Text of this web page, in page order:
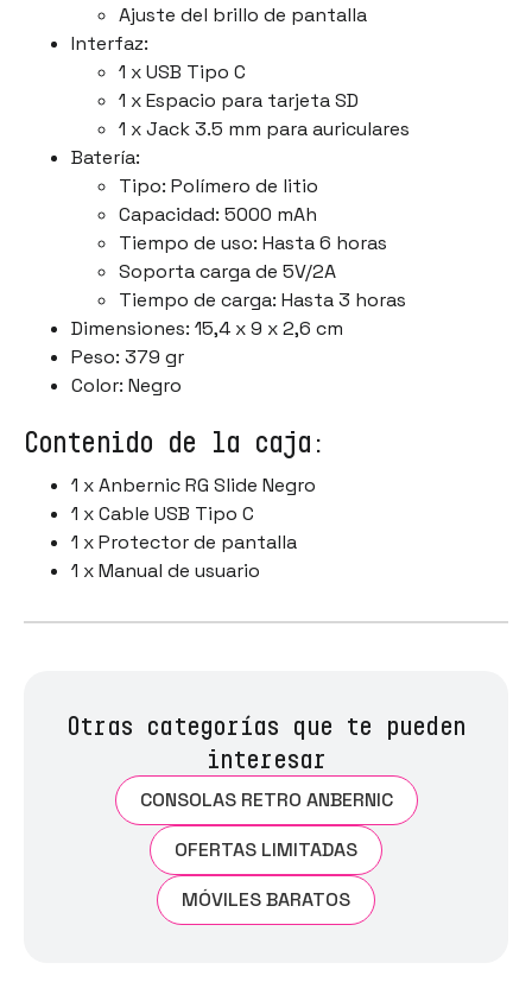
Ajuste del brillo de pantalla
Interfaz:
1 x USB Tipo C
1 x Espacio para tarjeta SD
1 x Jack 3.5 mm para auriculares
Batería:
Tipo: Polímero de litio
Capacidad: 5000 mAh
Tiempo de uso: Hasta 6 horas
Soporta carga de 5V/2A
Tiempo de carga: Hasta 3 horas
Dimensiones: 15,4 x 9 x 2,6 cm
Peso: 379 gr
Color: Negro
Contenido de la caja:
1 x Anbernic RG Slide Negro
1 x Cable USB Tipo C
1 x Protector de pantalla
1 x Manual de usuario
Otras categorías que te pueden
interesar
CONSOLAS RETRO ANBERNIC
OFERTAS LIMITADAS
MÓVILES BARATOS